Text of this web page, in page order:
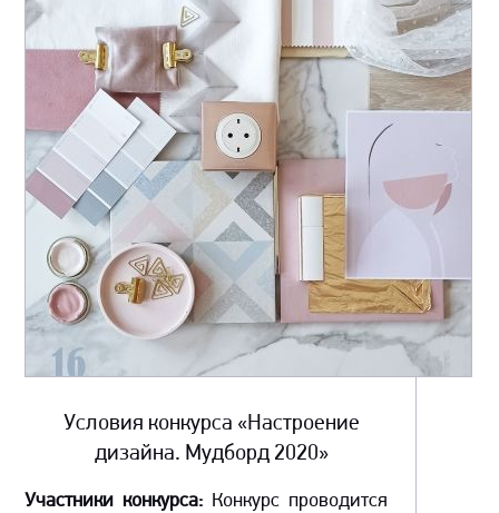
Условия конкурса «Настроение
дизайна. Мудборд 2020»
Участники конкурса: Конкурс проводится